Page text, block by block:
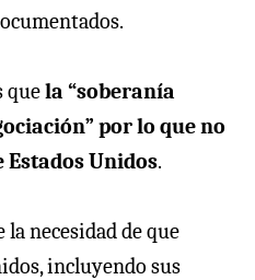
quela “soberanía
por lo que no
Unidos.
necesidad de que
incluyendo sus